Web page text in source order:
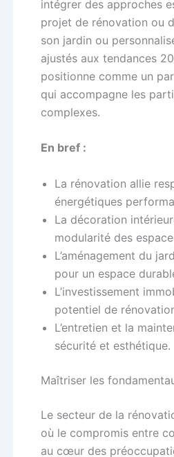
intégrer des approches
projet de rénovation ou
son jardin ou
ajustés aux tendances
positionne comme un
qui accompagne les
complexes.
En bref :
La rénovation allie
énergétiques
La décoration
modularité des
L’aménagement du
pour un espace
L’investissement
potentiel de
L’entretien et la
sécurité et esthétique.
Maîtriser les
Le secteur de la
où le compromis entre
au cœur des